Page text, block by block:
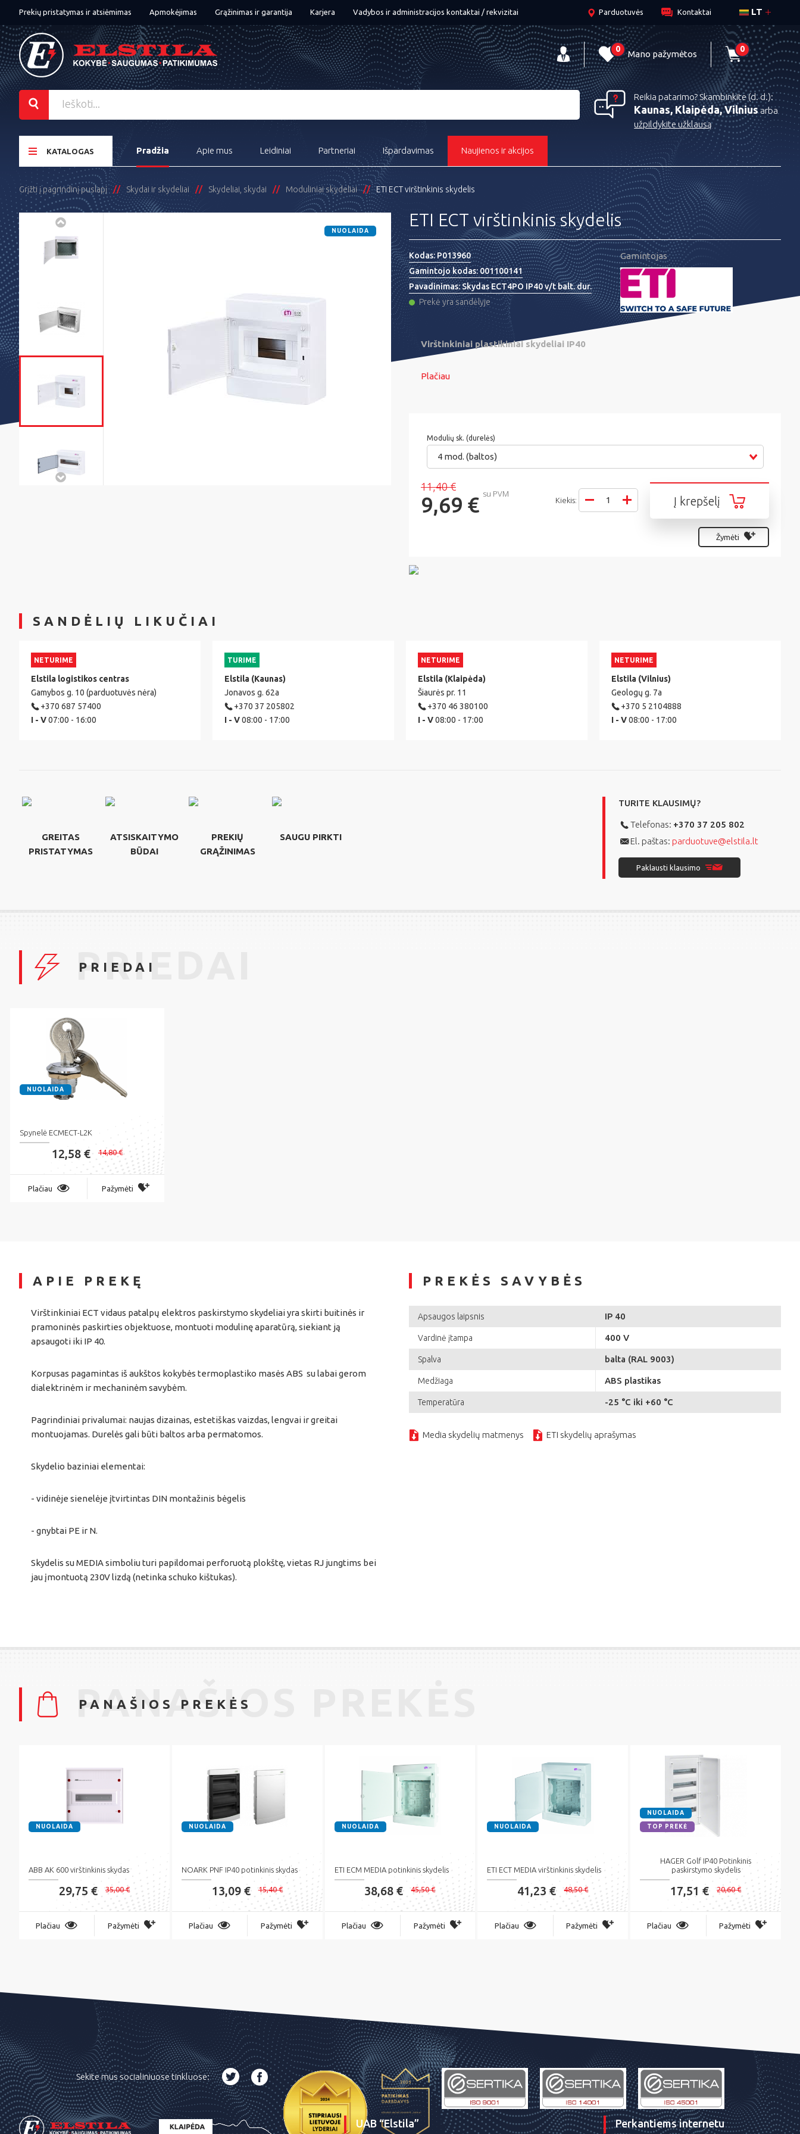
Prekių pristatymas ir atsiėmimas Apmokėjimas Grąžinimas ir garantija Karjera Vadybos ir administracijos kontaktai / rekvizitai LT
Parduotuvės Kontaktai
0 Mano pažymėtos 0
Reikia patarimo? Skambinkite (d. d.):
Kaunas, Klaipėda, Vilniusarba
užpildykite užklausą
KATALOGAS Pradžia Apie mus Leidiniai Partneriai Išpardavimas Naujienos ir akcijos
Grįžti į pagrindinį puslapį Skydai ir skydeliai Skydeliai, skydai Moduliniai skydeliai ETI ECT virštinkinis skydelis
NUOLAIDA
ETI ECT virštinkinis skydelis
Kodas:P013960
Gamintojo kodas:001100141
Pavadinimas:Skydas ECT4PO IP40 v/t balt. dur.
Prekė yra sandėlyje
Gamintojas
Virštinkiniai plastikiniai skydeliai IP40
Plačiau
Modulių sk. (durelės)
4 mod. (baltos)
11,40 €
9,69 € su PVM
Į krepšelį
Kiekis:
Žymėti
SANDĖLIŲ LIKUČIAI
NETURIME
Elstila logistikos centras
Gamybos g. 10 (parduotuvės nėra)
+370 687 57400
I - V07:00 - 16:00
TURIME
Elstila (Kaunas)
Jonavos g. 62a
+370 37 205802
I - V08:00 - 17:00
NETURIME
Elstila (Klaipėda)
Šiaurės pr. 11
+370 46 380100
I - V08:00 - 17:00
NETURIME
Elstila (Vilnius)
Geologų g. 7a
+370 5 2104888
I - V08:00 - 17:00
GREITAS
PRISTATYMAS
ATSISKAITYMO
BŪDAI
PREKIŲ
GRĄŽINIMAS
SAUGU PIRKTI
TURITE KLAUSIMŲ?
Telefonas: +370 37 205 802
El. paštas: parduotuve@elstila.lt
Paklausti klausimo
PRIEDAI
PRIEDAI
NUOLAIDA
Spynelė ECMECT-L2K
12,58 € 14,80 €
Plačiau Pažymėti
APIE PREKĘ
Virštinkiniai ECT vidaus patalpų elektros paskirstymo skydeliai yra skirti buitinės ir
pramoninės paskirties objektuose, montuoti modulinę aparatūrą, siekiant ją
apsaugoti iki IP 40.
Korpusas pagamintas iš aukštos kokybės termoplastiko masės ABS su labai gerom
dialektrinėm ir mechaninėm savybėm.
Pagrindiniai privalumai: naujas dizainas, estetiškas vaizdas, lengvai ir greitai
montuojamas. Durelės gali būti baltos arba permatomos.
Skydelio baziniai elementai:
- vidinėje sienelėje įtvirtintas DIN montažinis bėgelis
- gnybtai PE ir N.
Skydelis su MEDIA simboliu turi papildomai perforuotą plokštę, vietas RJ jungtims bei
jau įmontuotą 230V lizdą (netinka schuko kištukas).
PREKĖS SAVYBĖS
Apsaugos laipsnis IP 40
Vardinė įtampa 400 V
Spalva balta (RAL 9003)
Medžiaga ABS plastikas
Temperatūra -25 °C iki +60 °C
Media skydelių matmenys ETI skydelių aprašymas
PANAŠIOS PREKĖS
PANAŠIOS PREKĖS
NUOLAIDA
ABB AK 600 virštinkinis skydas
29,75 € 35,00 €
Plačiau Pažymėti
NUOLAIDA
NOARK PNF IP40 potinkinis skydas
13,09 € 15,40 €
Plačiau Pažymėti
NUOLAIDA
ETI ECM MEDIA potinkinis skydelis
38,68 € 45,50 €
Plačiau Pažymėti
NUOLAIDA
ETI ECT MEDIA virštinkinis skydelis
41,23 € 48,50 €
Plačiau Pažymėti
NUOLAIDA
TOP PREKĖ
HAGER Golf IP40 Potinkinis
paskirstymo skydelis
17,51 € 20,60 €
Plačiau Pažymėti
Sekite mus socialiniuose tinkluose:
UAB “Elstila” Perkantiems internetu